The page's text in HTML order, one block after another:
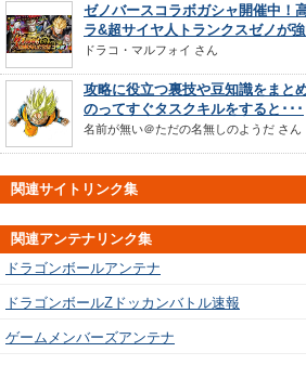
ゼノバースコラボガシャ開催中！
ラ&超サイヤ人トランクスゼノが強
ドラコ・マルフォイ さん
攻略に役立つ裏技や豆知識をまと
のってすぐタスクキルをすると･･･
名前が無い＠ただの名無しのようだ さん
関連サイトリンク集
関連アンテナリンク集
ドラゴンボールアンテナ
ドラゴンボールZドッカンバトル速報
ゲームメンバーズアンテナ